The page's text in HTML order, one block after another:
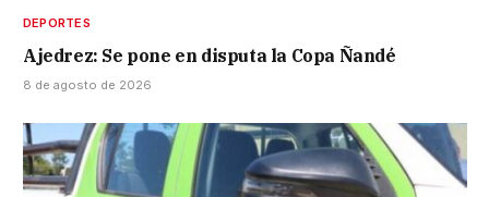
DEPORTES
Ajedrez: Se pone en disputa la Copa Ñandé
8 de agosto de 2026